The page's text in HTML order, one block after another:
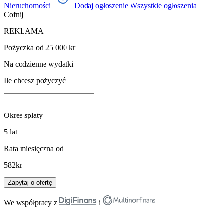
Nieruchomości Dodaj ogłoszenie Wszystkie ogłoszenia
Cofnij
REKLAMA
Pożyczka od 25 000 kr
Na codzienne wydatki
Ile chcesz pożyczyć
Okres spłaty
5 lat
Rata miesięczna od
582kr
Zapytaj o ofertę
We współpracy z
i